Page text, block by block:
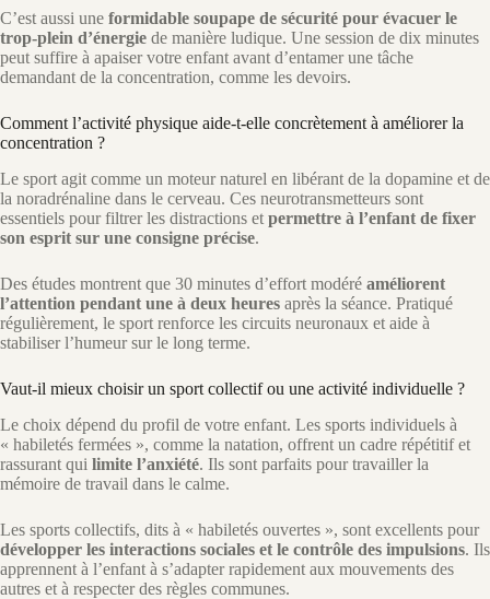
C’est aussi une formidable soupape de sécurité pour évacuer le
trop-plein d’énergie de manière ludique. Une session de dix minutes
peut suffire à apaiser votre enfant avant d’entamer une tâche
demandant de la concentration, comme les devoirs.
Comment l’activité physique aide-t-elle concrètement à améliorer la
concentration ?
Le sport agit comme un moteur naturel en libérant de la dopamine et de
la noradrénaline dans le cerveau. Ces neurotransmetteurs sont
essentiels pour filtrer les distractions et permettre à l’enfant de fixer
son esprit sur une consigne précise.
Des études montrent que 30 minutes d’effort modéré améliorent
l’attention pendant une à deux heures après la séance. Pratiqué
régulièrement, le sport renforce les circuits neuronaux et aide à
stabiliser l’humeur sur le long terme.
Vaut-il mieux choisir un sport collectif ou une activité individuelle ?
Le choix dépend du profil de votre enfant. Les sports individuels à
« habiletés fermées », comme la natation, offrent un cadre répétitif et
rassurant qui limite l’anxiété. Ils sont parfaits pour travailler la
mémoire de travail dans le calme.
Les sports collectifs, dits à « habiletés ouvertes », sont excellents pour
développer les interactions sociales et le contrôle des impulsions. Ils
apprennent à l’enfant à s’adapter rapidement aux mouvements des
autres et à respecter des règles communes.